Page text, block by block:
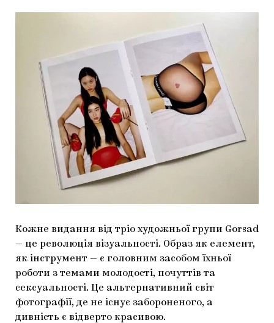
Кожне видання від тріо художньої групи Gorsad
— це революція візуальності. Образ як елемент,
як інструмент — є головним засобом їхньої
роботи з темами молодості, почуттів та
сексуальності. Це альтернативний світ
фотографії, де не існує забороненого, а
дивність є відверто красивою.